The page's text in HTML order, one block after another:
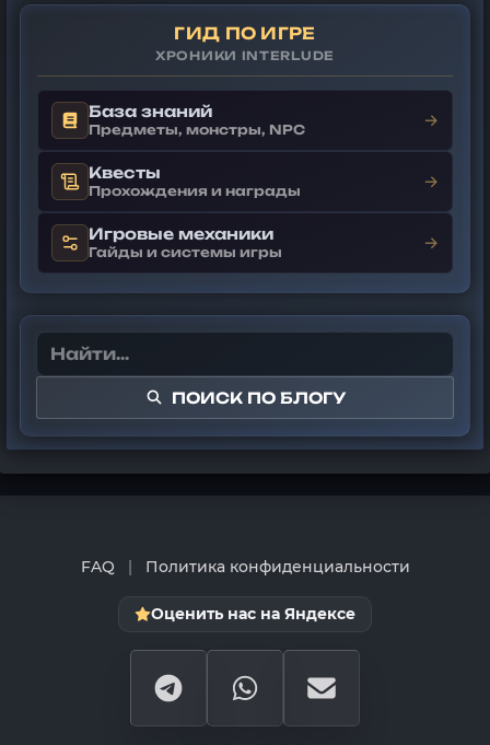
ГИД ПО ИГРЕ
ХРОНИКИ INTERLUDE
База знаний
Предметы, монстры, NPC →
Квесты
Прохождения и награды →
Игровые механики
Гайды и системы игры →
ПОИСК ПО БЛОГУ
FAQ | Политика конфиденциальности
Оценить нас на Яндексе